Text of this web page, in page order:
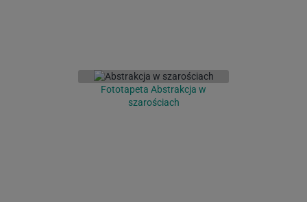
Fototapeta Abstrakcja w
szarościach